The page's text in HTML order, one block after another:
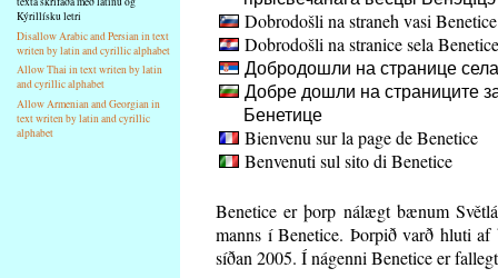
Kýrillísku letri
Disallow Arabic and Persian in text
writen by latin and cyrillic alphabet
Allow Thai in text writen by latin
and cyrillic alphabet
Allow Armenian and Georgian in
text writen by latin and cyrillic
alphabet
Dobrodošli na straneh vasi Benetice
Dobrodošli na stranice sela Benetice
Добродошли на странице
Добре дошли на страниците
Бенетице
Bienvenu sur la page de Benetice
Benvenuti sul sito di Benetice
Benetice er þorp nálægt bænum
manns í Benetice. Þorpið varð hluti
síðan 2005. Í nágenni Benetice er